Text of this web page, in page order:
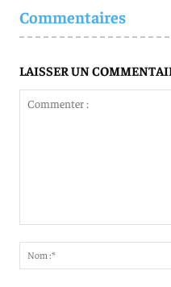
Commentaires
LAISSER UN